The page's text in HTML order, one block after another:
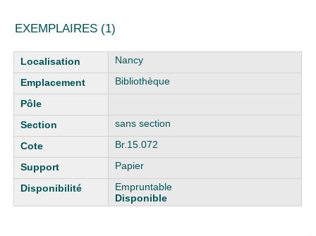
EXEMPLAIRES (1)
Liste des exemplaires
Nancy
Bibliothèque
sans section
Br.15.072
Papier
Empruntable
Disponible